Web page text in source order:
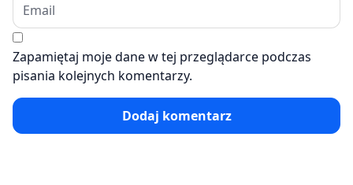
Zapamiętaj moje dane w tej przeglądarce podczas
pisania kolejnych komentarzy.
Dodaj komentarz